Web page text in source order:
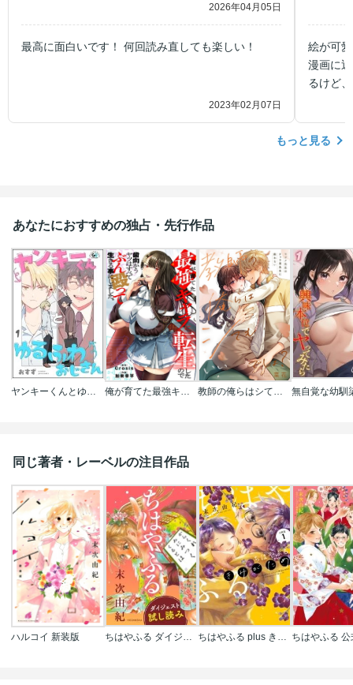
2026年04月05日
最高に面白いです！ 何回読み直しても楽しい！
2023年02月07日
絵が可
漫画に
るけど
もっと見る
あなたにおすすめの独占・先行作品
ヤンキーくんとゆるふわおじさん(分冊版) 俺が育てた最強キャラに転生したので、歯向かうヤツはすべてぶん殴って生きる事にしました。 教師の俺らはシてもいいでしょ？～マジメ先生はチャラ男先生に敵わない～
同じ著者・レーベルの注目作品
ハルコイ 新装版